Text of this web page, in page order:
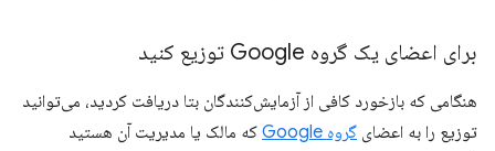
برای اعضای یک گروه Google توزیع کنید
هنگامی که بازخورد کافی از آزمایش‌کنندگان بتا دریافت کردید، می‌توانید
توزیع را به اعضای گروه Google
که مالک یا مدیریت آن هستید